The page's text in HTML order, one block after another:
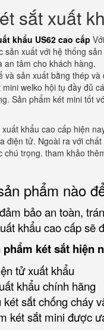
sắt xuất
khẩu US62 cao cấp
sản xuất với hệ thống
an tâm cho khách hàng.
và sản xuất bằng thép
mini welko hội tụ đầy đủ
Sản phẩm két mini tốt
khẩu cao cấp hiện
điện tử. Ngoài ra với
chú trọng. tham khảo
phẩm nào
bảo an toàn,
khẩu cao cấp sẽ
phẩm két sắt hiện
tử xuất khẩu
khẩu chính hãng
két sắt chống cháy
két sắt mini được